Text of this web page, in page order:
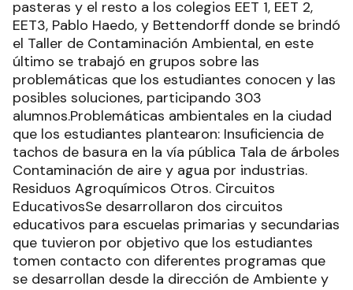
pasteras y el resto a los colegios EET 1, EET 2,
EET3, Pablo Haedo, y Bettendorff donde se brindó
el Taller de Contaminación Ambiental, en este
último se trabajó en grupos sobre las
problemáticas que los estudiantes conocen y las
posibles soluciones, participando 303
alumnos.Problemáticas ambientales en la ciudad
que los estudiantes plantearon: Insuficiencia de
tachos de basura en la vía pública Tala de árboles
Contaminación de aire y agua por industrias.
Residuos Agroquímicos Otros. Circuitos
EducativosSe desarrollaron dos circuitos
educativos para escuelas primarias y secundarias
que tuvieron por objetivo que los estudiantes
tomen contacto con diferentes programas que
se desarrollan desde la dirección de Ambiente y